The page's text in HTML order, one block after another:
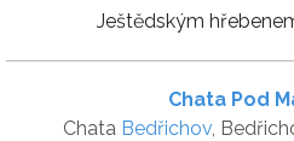
Ještědským
Chata Pod
Chata Bedřichov ,